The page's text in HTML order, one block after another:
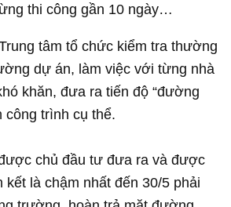
thi công gần 10 ngày…
tâm tổ chức kiểm tra thường
dự án, làm việc với từng nhà
khăn, đưa ra tiến độ “đường
công trình cụ thể.
chủ đầu tư đưa ra và được
kết là chậm nhất đến 30/5 phải